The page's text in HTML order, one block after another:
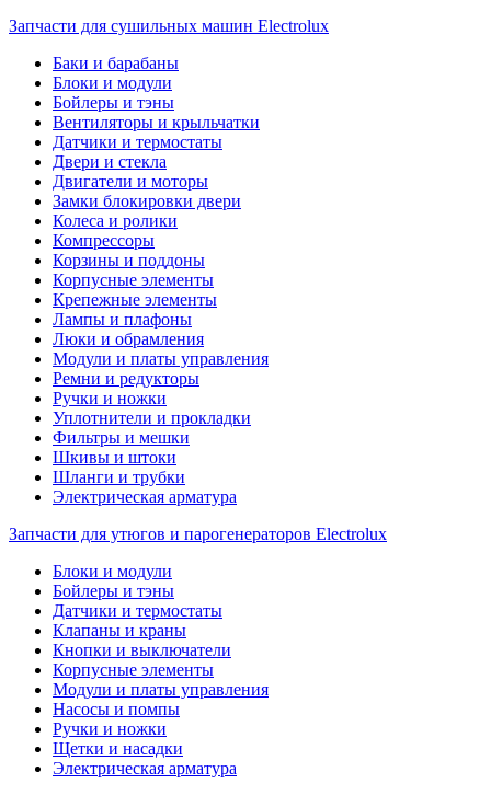
Запчасти для сушильных машин Electrolux
Баки и барабаны
Блоки и модули
Бойлеры и тэны
Вентиляторы и крыльчатки
Датчики и термостаты
Двери и стекла
Двигатели и моторы
Замки блокировки двери
Колеса и ролики
Компрессоры
Корзины и поддоны
Корпусные элементы
Крепежные элементы
Лампы и плафоны
Люки и обрамления
Модули и платы управления
Ремни и редукторы
Ручки и ножки
Уплотнители и прокладки
Фильтры и мешки
Шкивы и штоки
Шланги и трубки
Электрическая арматура
Запчасти для утюгов и парогенераторов Electrolux
Блоки и модули
Бойлеры и тэны
Датчики и термостаты
Клапаны и краны
Кнопки и выключатели
Корпусные элементы
Модули и платы управления
Насосы и помпы
Ручки и ножки
Щетки и насадки
Электрическая арматура